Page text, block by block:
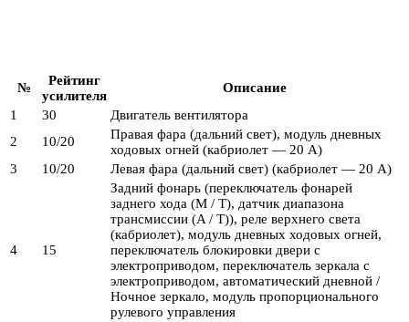
№
Рейтинг
усилителя
Описание
1
30
Двигатель вентилятора
2
10/20
Правая фара (дальний свет), модуль дневных
ходовых огней (кабриолет — 20 А)
3
10/20 Левая фара (дальний свет) (кабриолет — 20 А)
4 15
Задний фонарь (переключатель фонарей
заднего хода (M / T), датчик диапазона
трансмиссии (A / T)), реле верхнего света
(кабриолет), модуль дневных ходовых огней,
переключатель блокировки двери с
электроприводом, переключатель зеркала с
электроприводом, автоматический дневной /
Ночное зеркало, модуль пропорционального
рулевого управления